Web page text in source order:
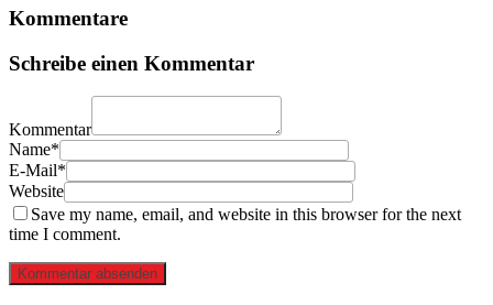
Kommentare
Schreibe einen Kommentar
Kommentar
Name*
E-Mail*
Website
Save my name, email, and website in this browser for the next
time I comment.
Kommentar absenden